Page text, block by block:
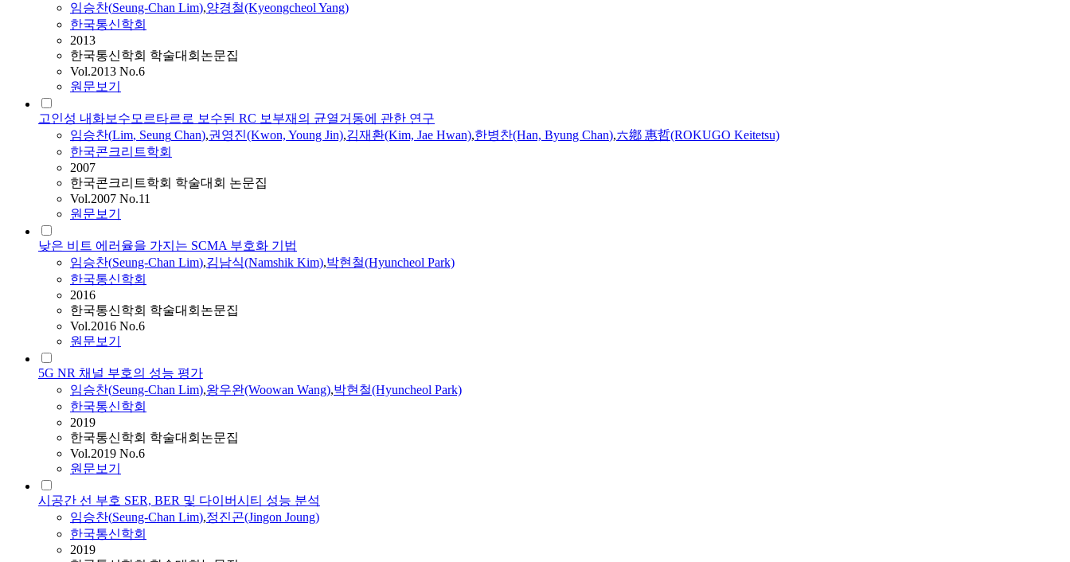
임승찬(Seung-Chan Lim),양경철(Kyeongcheol Yang)
한국통신학회
2013
한국통신학회 학술대회논문집
Vol.2013 No.6
원문보기
고인성 내화보수모르타르로 보수된 RC 보부재의 균열거동에 관한 연구
임승찬(Lim, Seung Chan),권영진(Kwon, Young Jin),김재환(Kim, Jae Hwan),한병찬(Han, Byung Chan),六鄕 惠哲(ROKUGO Keitetsu)
한국콘크리트학회
2007
한국콘크리트학회 학술대회 논문집
Vol.2007 No.11
원문보기
낮은 비트 에러율을 가지는 SCMA 부호화 기법
임승찬(Seung-Chan Lim),김남식(Namshik Kim),박현철(Hyuncheol Park)
한국통신학회
2016
한국통신학회 학술대회논문집
Vol.2016 No.6
원문보기
5G NR 채널 부호의 성능 평가
임승찬(Seung-Chan Lim),왕우완(Woowan Wang),박현철(Hyuncheol Park)
한국통신학회
2019
한국통신학회 학술대회논문집
Vol.2019 No.6
원문보기
시공간 선 부호 SER, BER 및 다이버시티 성능 분석
임승찬(Seung-Chan Lim),정진곤(Jingon Joung)
한국통신학회
2019